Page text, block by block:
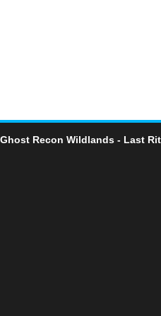
Recon Wildlands - Last